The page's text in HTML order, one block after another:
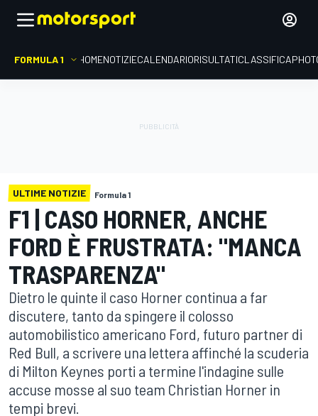
FORMULA 1 HOMENOTIZIECALENDARIORISULTATICLASSIFICA
ULTIME NOTIZIE Formula 1
F1 | CASO HORNER, ANCHE
FORD È FRUSTRATA: "MANCA
TRASPARENZA"
Dietro le quinte il caso Horner continua a far
discutere, tanto da spingere il colosso
automobilistico americano Ford, futuro partner di
Red Bull, a scrivere una lettera affinché la scuderia
di Milton Keynes porti a termine l'indagine sulle
accuse mosse al suo team Christian Horner in
tempi brevi.